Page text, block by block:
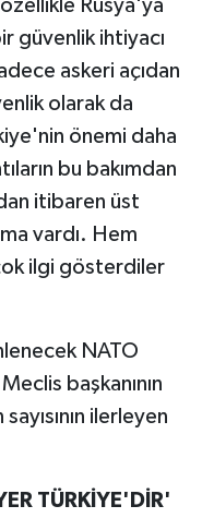
Rusya'ya
güvenlik ihtiyacı
askeri açıdan
olarak da
önemi daha
bu bakımdan
itibaren üst
vardı. Hem
ilgi gösterdiler
NATO
başkanının
ilerleyen
TÜRKİYE'DİR'